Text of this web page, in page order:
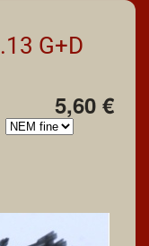
G+D
5,60 €